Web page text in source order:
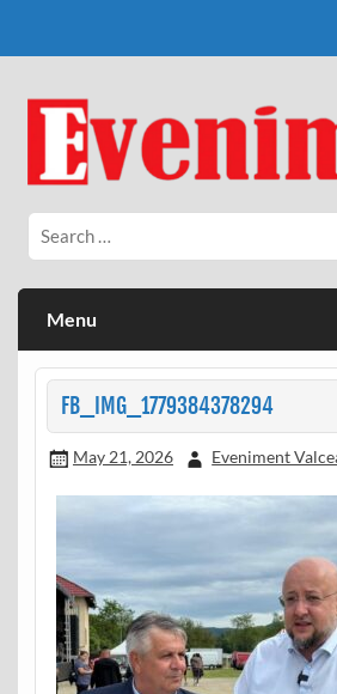
Eveniment Valcean
Menu
FB_IMG_1779384378294
May 21, 2026 Eveniment